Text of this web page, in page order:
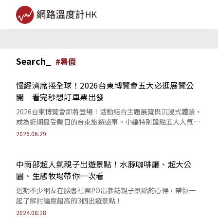
Search_ #暑假
慢經濟席捲全球！2026台東博覽會五大必逛展覽公
開 看完秒想訂車票出發
2026台東博覽會即將登場！活動結合主題展覽與沉浸式體驗，
成為近期最受矚目的台東旅遊盛事。小編特別盤點五大人氣展
覽，讓你一次掌握活動亮點與慢經濟魅力。
2026.06.29
中南部超人氣親子出遊景點！水豚咖啡廳、超大公
園、生態牧場帶你一次看
近期不少網友在臉書社團PO出參訪親子景點的心得，帶你一
起了解討論度超高的3個出遊景點！
2024.08.18